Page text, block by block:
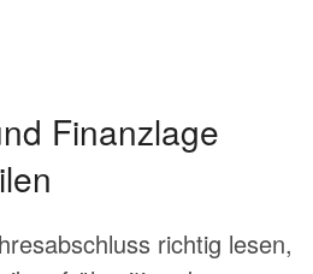
Finanzlage
richtig lesen,